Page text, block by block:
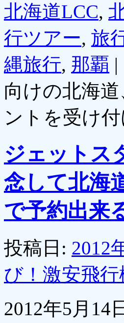
北海道LCC,
行ツアー, 旅
縄旅行, 那覇 |
向けの北海
ントを受け
ジェットス
念して北海
で予約出来
投稿日: 2012
び！激安飛
2012年5月14